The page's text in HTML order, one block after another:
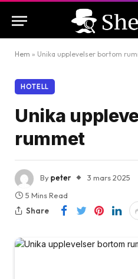
Hem » Unika upplevelser bortom
HOTELL
Unika
rummet
Bypeter 3 mars 2025
5 Mins Read
Share